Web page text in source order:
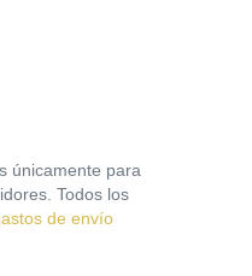
únicamente para
Todos los
de envío